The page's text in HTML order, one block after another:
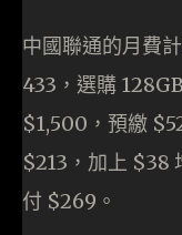
中國聯通的月費
433，選購
$1,500，預繳
$213，加上 $38
付 $269。